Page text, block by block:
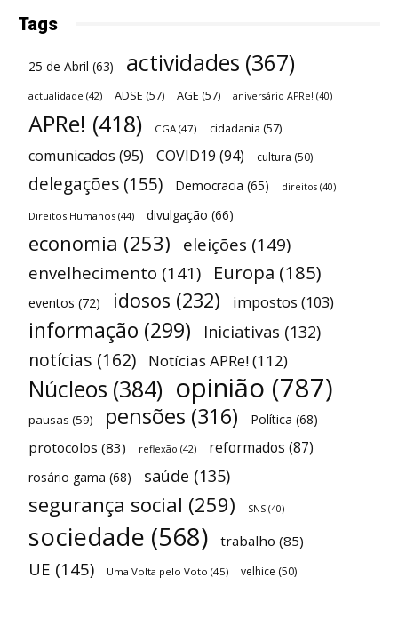
Tags
25 de Abril (63) actividades (367)
actualidade (42) ADSE (57) AGE (57) aniversário APRe! (40)
APRe! (418) CGA (47) cidadania (57)
comunicados (95) COVID19 (94) cultura (50)
delegações (155) Democracia (65) direitos (40)
Direitos Humanos (44) divulgação (66)
economia (253) eleições (149)
envelhecimento (141) Europa (185)
eventos (72) idosos (232) impostos (103)
informação (299) Iniciativas (132)
notícias (162) Notícias APRe!(112)
Núcleos (384) opinião (787)
pausas (59) pensões (316) Política (68)
protocolos (83) reflexão (42) reformados (87)
rosário gama (68) saúde (135)
segurança social (259) SNS (40)
sociedade (568) trabalho (85)
UE (145) Uma Volta pelo Voto (45) velhice (50)